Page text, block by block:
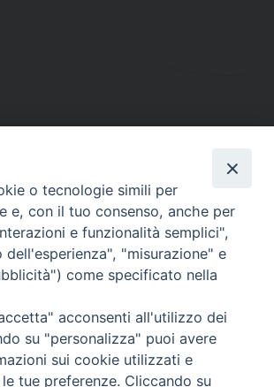
DI ALBANO
06.93268401 - Fax.: 06.9323844
curia@diocesidialbano.it
Lunedì al Venerdì Ore: 9:00 - 13:00
e Venerdì, Ore 9:30 - 12:30
o tecnologie simili per
e, con il tuo consenso, anche per
e funzionalità semplici",
dell'esperienza", "misurazione" e
come specificato nella
acconsenti all'utilizzo dei
su "personalizza" puoi avere
sui cookie utilizzati e
tue preferenze. Cliccando su